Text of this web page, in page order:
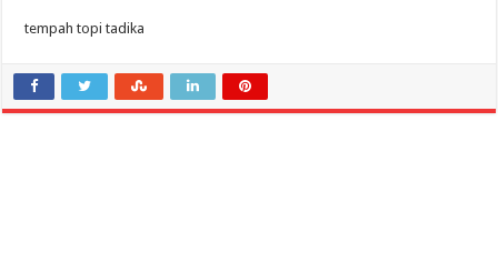
tempah topi tadika